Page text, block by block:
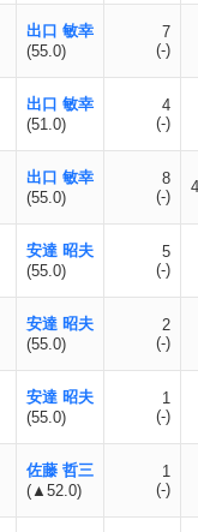
出口 敏幸
(55.0)
7
(-)
出口 敏幸
(51.0)
4
(-)
出口 敏幸
(55.0)
8
(-)
安達 昭夫
(55.0)
5
(-)
安達 昭夫
(55.0)
2
(-)
安達 昭夫
(55.0)
1
(-)
佐藤 哲三
(▲52.0)
1
(-)